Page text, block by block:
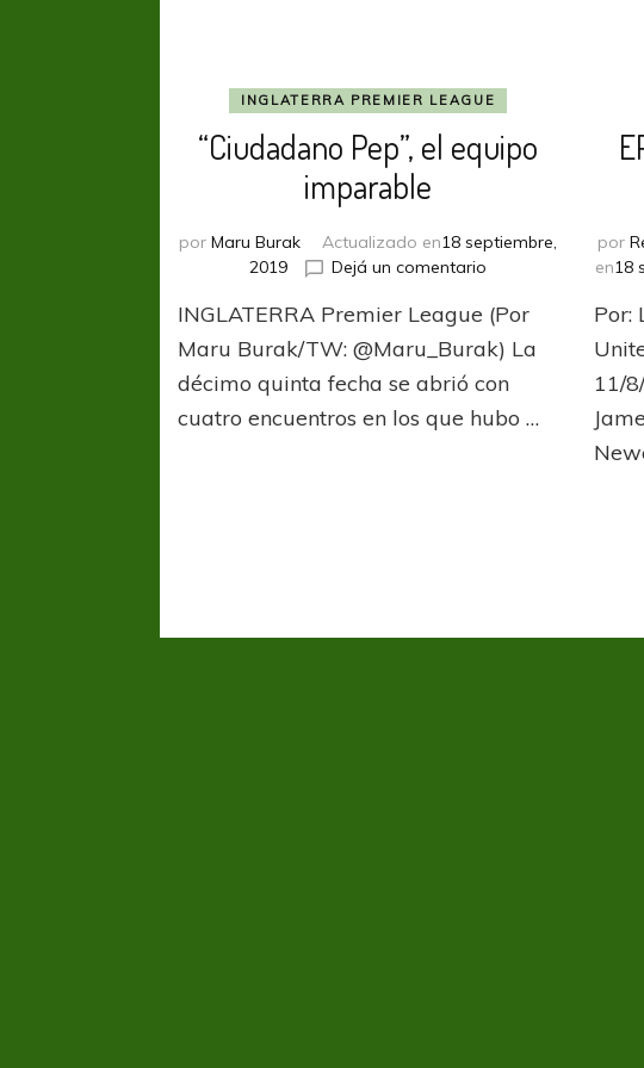
INGLATERRA PREMIER LEAGUE
“Ciudadano Pep”, el equipo
imparable
porMaru Burak Actualizado en18 septiembre,
2019
Dejá un comentario
Pep”,
el
equipo
imparable
INGLATERRA Premier League (Por
Maru Burak/TW: @Maru_Burak) La
décimo quinta fecha se abrió con
cuatro encuentros en los que hubo …
por
en18
Por:
11/